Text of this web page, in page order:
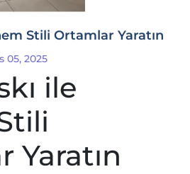
Stili Ortamlar Yaratın
05, 2025
ile
Yaratın